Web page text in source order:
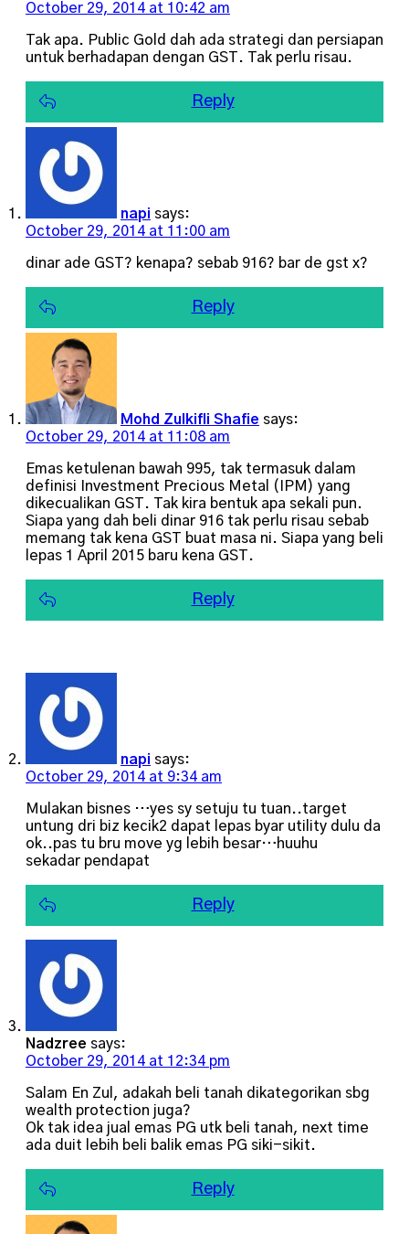
October 29, 2014 at 10:42 am
Tak apa. Public Gold dah ada strategi dan persiapan
untuk berhadapan dengan GST. Tak perlu risau.
Reply
napi says:
October 29, 2014 at 11:00 am
dinar ade GST? kenapa? sebab 916? bar de gst x?
Reply
Mohd Zulkifli Shafie says:
October 29, 2014 at 11:08 am
Emas ketulenan bawah 995, tak termasuk dalam
definisi Investment Precious Metal (IPM) yang
dikecualikan GST. Tak kira bentuk apa sekali pun.
Siapa yang dah beli dinar 916 tak perlu risau sebab
memang tak kena GST buat masa ni. Siapa yang beli
lepas 1 April 2015 baru kena GST.
Reply
napi says:
October 29, 2014 at 9:34 am
Mulakan bisnes …yes sy setuju tu tuan..target
untung dri biz kecik2 dapat lepas byar utility dulu da
ok..pas tu bru move yg lebih besar…huuhu
sekadar pendapat
Reply
Nadzree says:
October 29, 2014 at 12:34 pm
Salam En Zul, adakah beli tanah dikategorikan sbg
wealth protection juga?
Ok tak idea jual emas PG utk beli tanah, next time
ada duit lebih beli balik emas PG siki-sikit.
Reply